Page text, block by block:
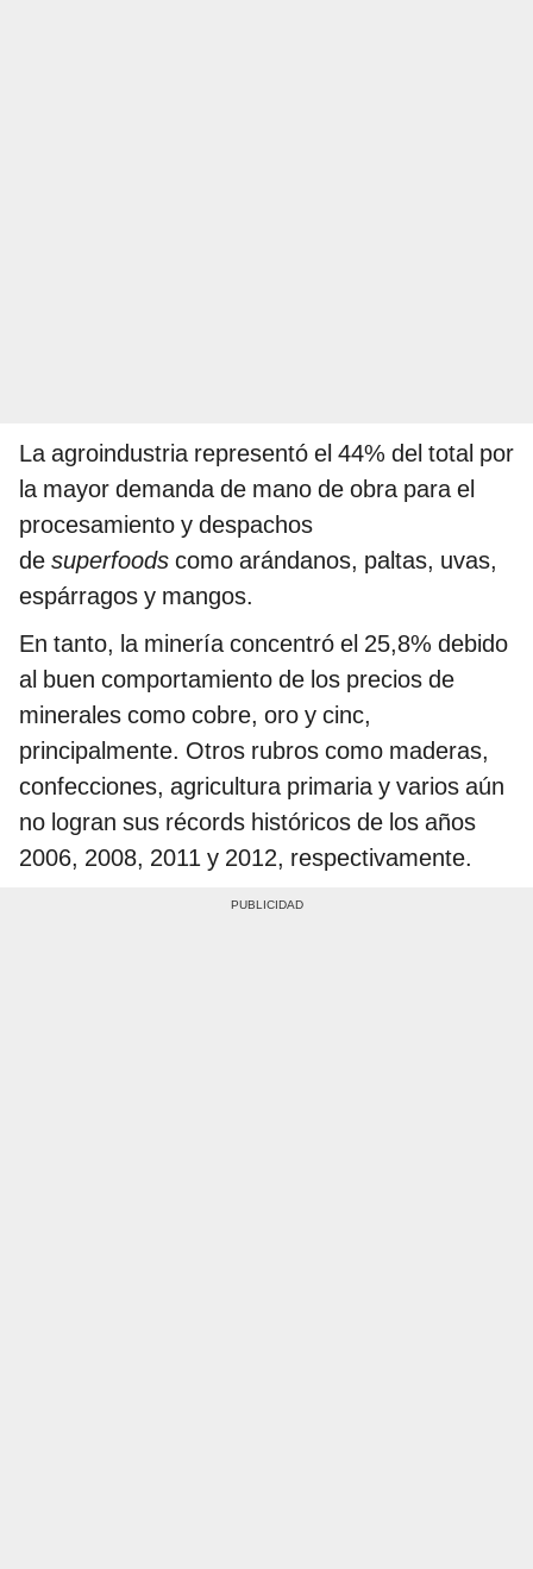
La agroindustria representó el 44% del total por
la mayor demanda de mano de obra para el
procesamiento y despachos
de superfoods como arándanos, paltas, uvas,
espárragos y mangos.
En tanto, la minería concentró el 25,8% debido
al buen comportamiento de los precios de
minerales como cobre, oro y cinc,
principalmente. Otros rubros como maderas,
confecciones, agricultura primaria y varios aún
no logran sus récords históricos de los años
2006, 2008, 2011 y 2012, respectivamente.